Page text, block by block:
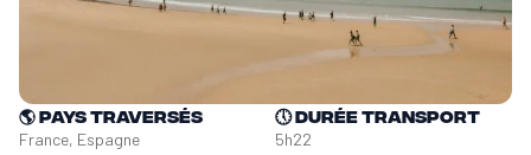
🌎Pays traversés
France, Espagne
🕔Durée transport
5h22